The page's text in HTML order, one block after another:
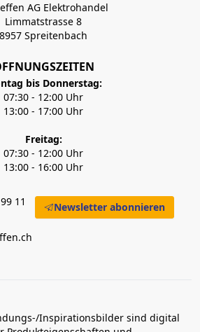
AG Elektrohandel
Limmatstrasse 8
8957 Spreitenbach
bis Donnerstag:
07:30 - 12:00 Uhr
13:00 - 17:00 Uhr
Freitag:
07:30 - 12:00 Uhr
13:00 - 16:00 Uhr
11 Newsletter abonnieren
Inspirationsbilder sind digital